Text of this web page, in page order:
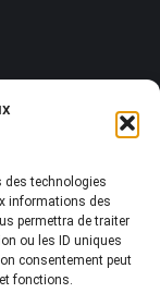
des technologies
informations des
permettra de traiter
ou les ID uniques
consentement peut
fonctions.